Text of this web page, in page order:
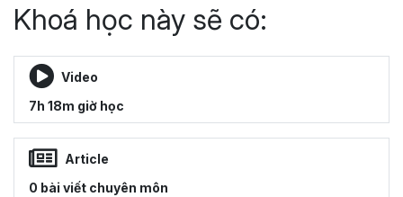
Khoá học này sẽ có:
Video
7h 18m giờ học
Article
0 bài viết chuyên môn